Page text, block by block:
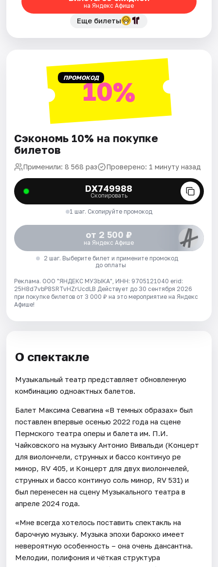
на Яндекс Афише
Еще билеты
ПРОМОКОД10%
Сэкономь 10% на покупке
билетов
Применили: 8 568 раз Проверено: 1 минуту назад
DX749988
Скопировать
1 шаг. Скопируйте промокод
от 2 500 ₽
на Яндекс Афише
2 шаг. Выберите билет и примените промокод
до оплаты
Реклама. ООО "ЯНДЕКС МУЗЫКА", ИНН: 9705121040 erid:
25H8d7vbP8SRTvHZrUcdLB Действует до 30 сентября 2026
при покупке билетов от 3 000 ₽ на это мероприятие на Яндекс
Афише!
О спектакле
Музыкальный театр представляет обновленную
комбинацию одноактных балетов.
Балет Максима Севагина «В темных образах» был
поставлен впервые осенью 2022 года на сцене
Пермского театра оперы и балета им. П.И.
Чайковского на музыку Антонио Вивальди (Концерт
для виолончели, струнных и бассо континуо ре
минор, RV 405, и Концерт для двух виолончелей,
струнных и бассо континуо соль минор, RV 531) и
был перенесен на сцену Музыкального театра в
апреле 2024 года.
«Мне всегда хотелось поставить спектакль на
барочную музыку. Музыка эпохи барокко имеет
невероятную особенность – она очень дансантна.
Мелодии, полифония и чёткая структура